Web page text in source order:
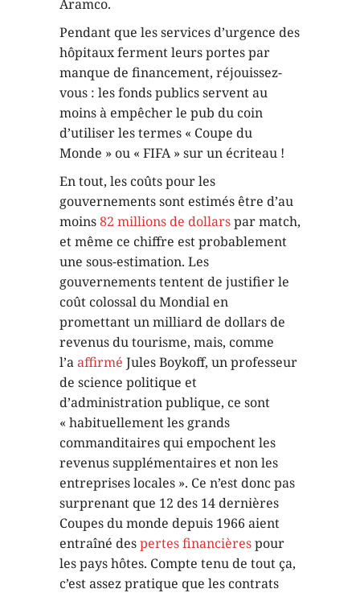
Aramco.
Pendant que les services d’urgence des
hôpitaux ferment leurs portes par
manque de financement, réjouissez-
vous : les fonds publics servent au
moins à empêcher le pub du coin
d’utiliser les termes « Coupe du
Monde » ou « FIFA » sur un écriteau !
En tout, les coûts pour les
gouvernements sont estimés être d’au
moins82 millions de dollarspar match,
et même ce chiffre est probablement
une sous-estimation. Les
gouvernements tentent de justifier le
coût colossal du Mondial en
promettant un milliard de dollars de
revenus du tourisme, mais, comme
l’aaffirmé Jules Boykoff, un professeur
de science politique et
d’administration publique, ce sont
« habituellement les grands
commanditaires qui empochent les
revenus supplémentaires et non les
entreprises locales ». Ce n’est donc pas
surprenant que 12 des 14 dernières
Coupes du monde depuis 1966 aient
entraîné despertes financièrespour
les pays hôtes. Compte tenu de tout ça,
c’est assez pratique que les contrats